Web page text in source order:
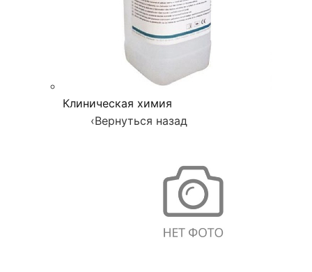
Клиническая химия
‹Вернуться назад